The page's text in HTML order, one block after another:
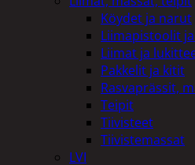
Köydet ja narut
Liimapistoolit
Liimat ja
Pakkelit ja kitit
Rasvaprässit,
Teipit
Tiivisteet
Tiivistemassat
LVI